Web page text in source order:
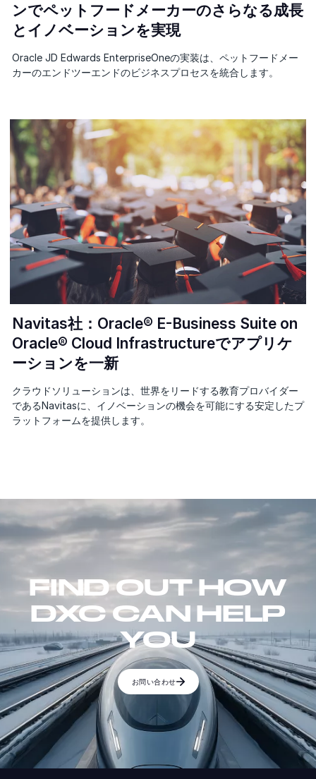
ンでペットフードメーカーのさらなる成長
とイノベーションを実現
Oracle JD Edwards EnterpriseOneの実装は、ペットフードメー
カーのエンドツーエンドのビジネスプロセスを統合します。
Navitas社：Oracle® E-Business Suite on
Oracle® Cloud Infrastructureでアプリケ
ーションを一新
クラウドソリューションは、世界をリードする教育プロバイダー
であるNavitasに、イノベーションの機会を可能にする安定したプ
ラットフォームを提供します。
FIND OUT HOW
DXC CAN HELP
YOU
お問い合わせ